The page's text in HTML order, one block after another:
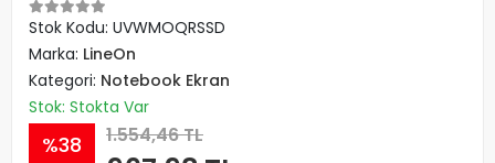
Stok Kodu: UVWMOQRSSD
Marka: LineOn
Kategori: Notebook Ekran
Stok: Stokta Var
%38 1.554,46 TL